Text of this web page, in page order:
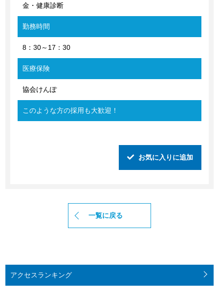
金・健康診断
勤務時間
8：30～17：30
医療保険
協会けんぽ
このような方の採用も大歓迎！
お気に入りに追加
一覧に戻る
アクセスランキング